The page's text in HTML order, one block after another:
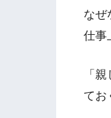
なぜ
仕事
「
てお